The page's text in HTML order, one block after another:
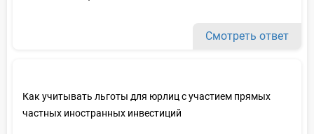
Смотреть ответ
Как учитывать льготы для юрлиц с участием прямых
частных иностранных инвестиций